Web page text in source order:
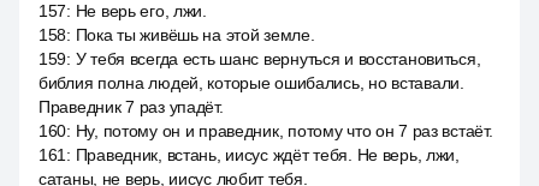
157: Не верь его, лжи.
158: Пока ты живёшь на этой земле.
159: У тебя всегда есть шанс вернуться и восстановиться,
библия полна людей, которые ошибались, но вставали.
Праведник 7 раз упадёт.
160: Ну, потому он и праведник, потому что он 7 раз встаёт.
161 : Праведник, встань, иисус ждёт тебя. Не верь, лжи,
сатаны, не верь, иисус любит тебя.